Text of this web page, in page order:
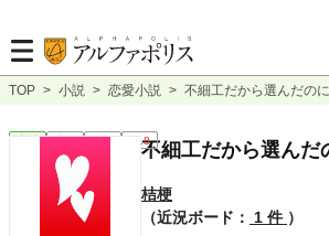
TOP > 小説 > 恋愛小説 > 不細工だから選んだのに
完結 短編 R18不細工だから選んだ
桔梗
（近況ボード：
1 件 ）